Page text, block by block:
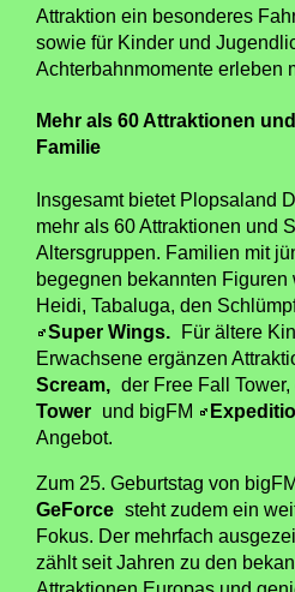
„100% Wolf“ als große
außerdem „100% Wolf“. Die
ist 760 Meter lang und
Themenwelt rund um die
Marke „100% Wolf“.
Mit Elementen wie einer
Rückwärtsfahrt und einem
Attraktion ein besonderes
sowie für Kinder und
Achterbahnmomente erleben
Mehr als 60 Attraktionen
Insgesamt bietet Plopsaland
mehr als 60 Attraktionen und
Altersgruppen. Familien mit
begegnen bekannten Figuren